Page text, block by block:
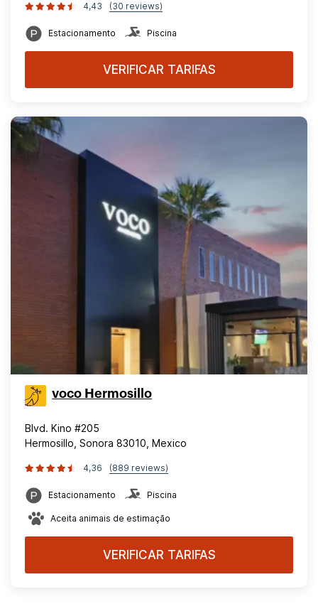
4,43 (30 reviews)
Estacionamento Piscina
VERIFICAR TARIFAS
voco Hermosillo
Blvd. Kino #205
Hermosillo, Sonora 83010, Mexico
4,36 (889 reviews)
Estacionamento Piscina
Aceita animais de estimação
VERIFICAR TARIFAS